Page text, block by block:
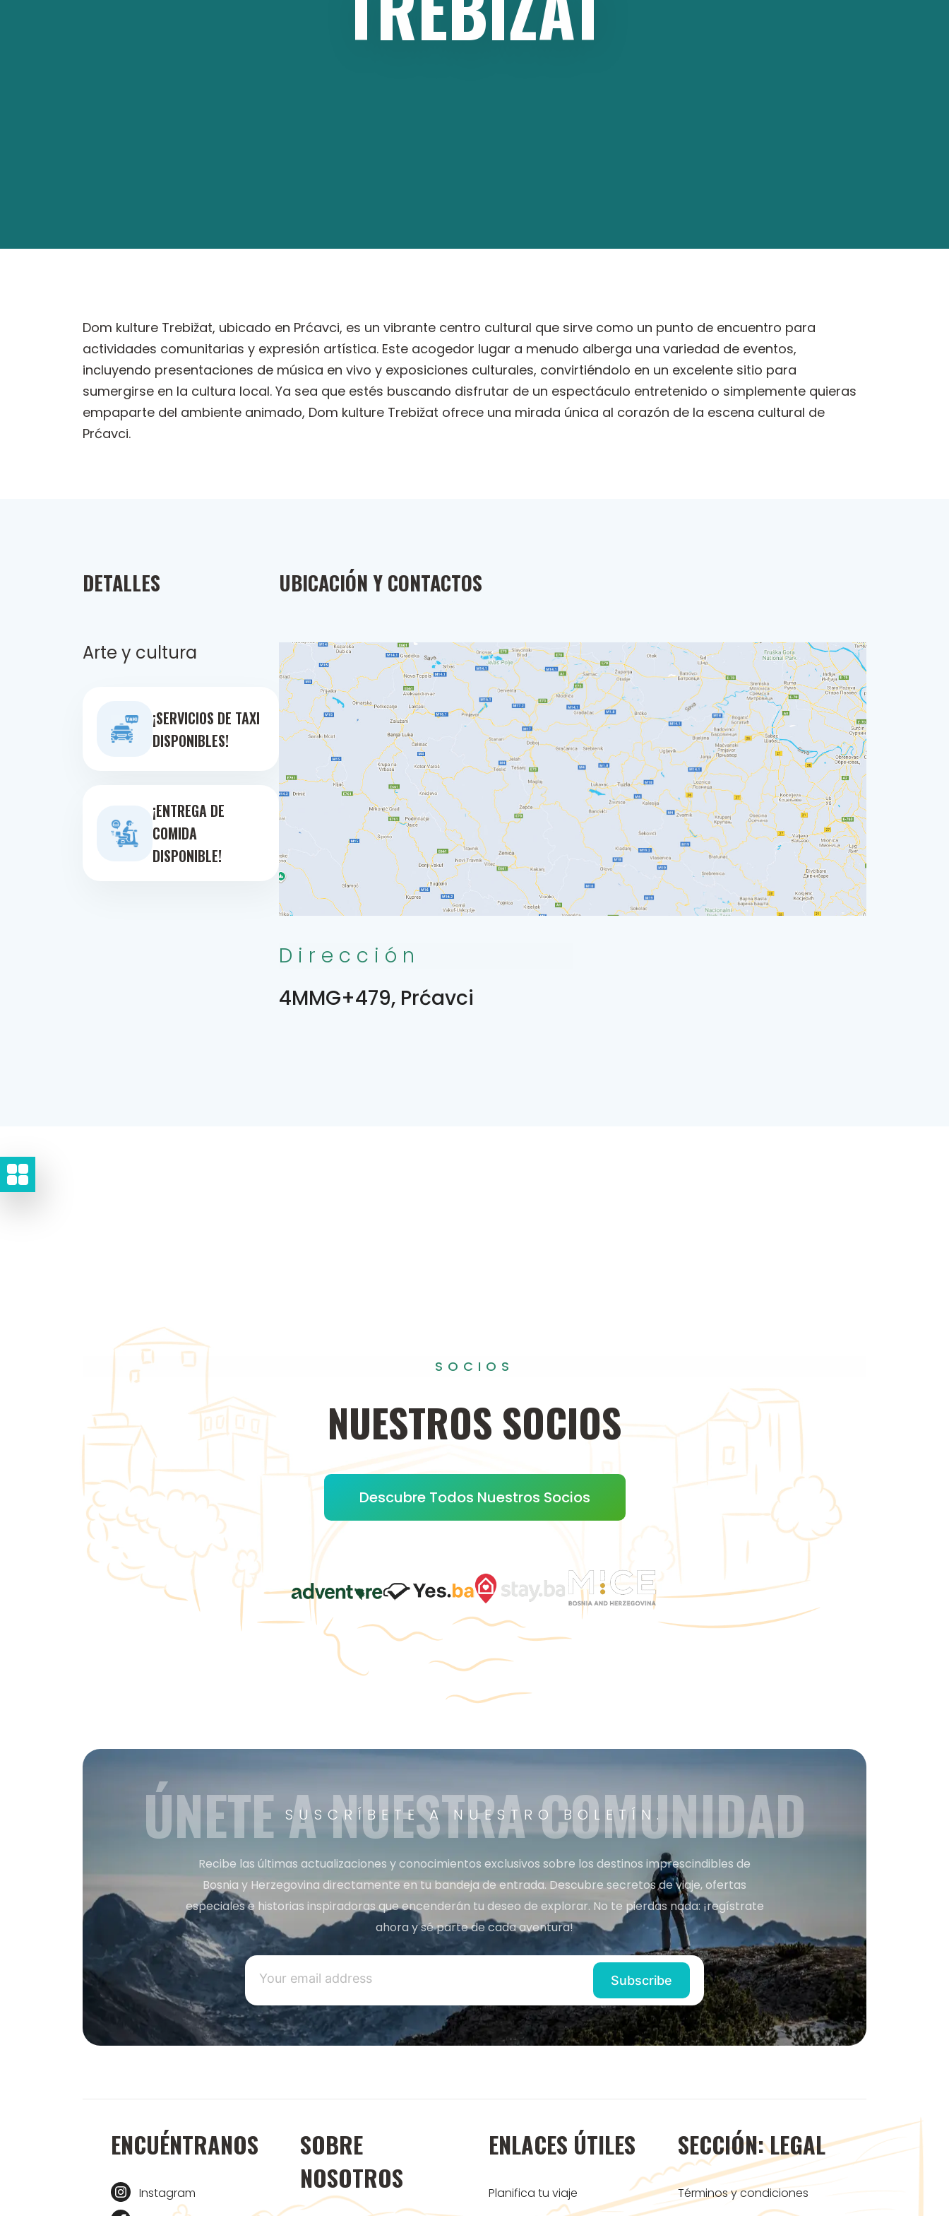
Dom kulture Trebižat, ubicado en Prćavci, es un vibrante centro cultural que sirve como un punto de encuentro para
actividades comunitarias y expresión artística. Este acogedor lugar a menudo alberga una variedad de eventos,
incluyendo presentaciones de música en vivo y exposiciones culturales, convirtiéndolo en un excelente sitio para
sumergirse en la cultura local. Ya sea que estés buscando disfrutar de un espectáculo entretenido o simplemente quieras
empaparte del ambiente animado, Dom kulture Trebižat ofrece una mirada única al corazón de la escena cultural de
Prćavci.
DETALLES
Arte y cultura
¡SERVICIOS DE TAXI
DISPONIBLES!
¡ENTREGA DE
COMIDA
DISPONIBLE!
UBICACIÓN Y CONTACTOS
Dirección
4MMG+479, Prćavci
SOCIOS
NUESTROS SOCIOS
Descubre Todos Nuestros Socios
SUSCRÍBETE A NUESTRO BOLETÍN.
ÚNETE A NUESTRA COMUNIDAD
Recibe las últimas actualizaciones y conocimientos exclusivos sobre los destinos imprescindibles de
Bosnia y Herzegovina directamente en tu bandeja de entrada. Descubre secretos de viaje, ofertas
especiales e historias inspiradoras que encenderán tu deseo de explorar. No te pierdas nada: ¡regístrate
ahora y sé parte de cada aventura!
ENCUÉNTRANOS
Instagram
SOBRE
NOSOTROS
ENLACES ÚTILES
Planifica tu viaje
SECCIÓN: LEGAL
Términos y condiciones